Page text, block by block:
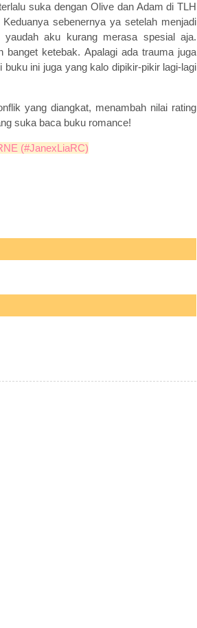
suka dengan Olive dan Adam di TLH
sebenernya ya setelah menjadi
yaudah aku kurang merasa spesial aja.
ketebak. Apalagi ada trauma juga
ini juga yang kalo dipikir-pikir lagi-lagi
yang diangkat, menambah nilai rating
suka baca buku romance!
(#JanexLiaRC)